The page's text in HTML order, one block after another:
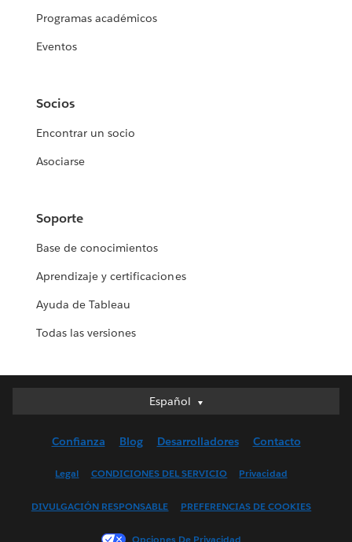
Programas académicos
Eventos
Socios
Encontrar un socio
Asociarse
Soporte
Base de conocimientos
Aprendizaje y certificaciones
Ayuda de Tableau
Todas las versiones
Español
Español
English (UK)
Français (France)
Confianza Blog Desarrolladores Contacto
Legal CONDICIONES DEL SERVICIO Privacidad
DIVULGACIÓN RESPONSABLE PREFERENCIAS DE COOKIES
Opciones De Privacidad